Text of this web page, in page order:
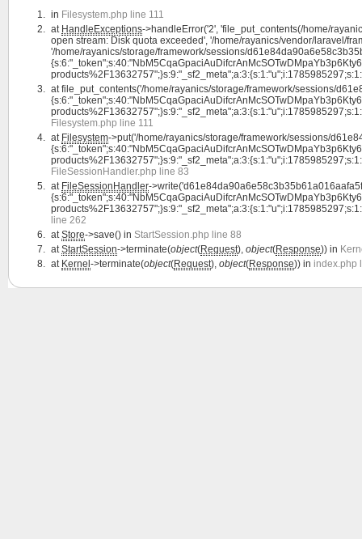
in Filesystem.php line 111
at HandleExceptions->handleError('2', 'file_put_contents(/home/
open stream: Disk quota exceeded', '/home/rayanics/vendor/laravel/
'/home/rayanics/storage/framework/sessions/
atfile_put_contents('/home/rayanics/storage/framework/sessions/
Filesystem.php line 111
at Filesystem->put('/home/rayanics/storage/framework/sessions/
FileSessionHandler.php line 83
at FileSessionHandler-
line 262
atStore->save() in StartSession.php line 88
atStartSession->terminate(object(Request), object(Response)) in
at Kernel->terminate(object(Request), object(Response)) in index.php